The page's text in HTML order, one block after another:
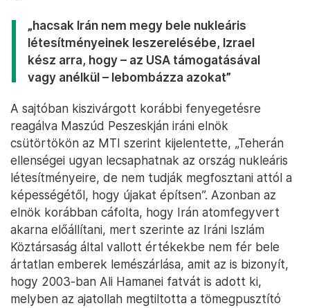
„hacsak Irán nem megy bele nukleáris
létesítményeinek leszerelésébe, Izrael
kész arra, hogy – az USA támogatásával
vagy anélkül – lebombázza azokat”
A sajtóban kiszivárgott korábbi fenyegetésre
reagálva Maszúd Peszeskján iráni elnök
csütörtökön az MTI szerint kijelentette, „Teherán
ellenségei ugyan lecsaphatnak az ország nukleáris
létesítményeire, de nem tudják megfosztani attól a
képességétől, hogy újakat építsen”. Azonban az
elnök korábban cáfolta, hogy Irán atomfegyvert
akarna előállítani, mert szerinte az Iráni Iszlám
Köztársaság által vallott értékekbe nem fér bele
ártatlan emberek lemészárlása, amit az is bizonyít,
hogy 2003-ban Ali Hamanei fatvát is adott ki,
melyben az ajatollah megtiltotta a tömegpusztító